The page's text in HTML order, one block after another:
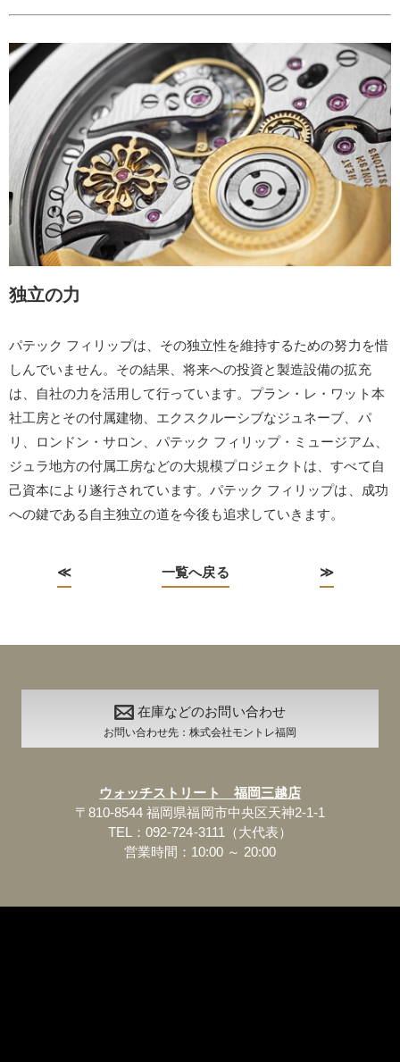
独立の力
パテック フィリップは、その独立性を維持するための努力を惜
しんでいません。その結果、将来への投資と製造設備の拡充
は、自社の力を活用して行っています。プラン・レ・ワット本
社工房とその付属建物、エクスクルーシブなジュネーブ、パ
リ、ロンドン・サロン、パテック フィリップ・ミュージアム、
ジュラ地方の付属工房などの大規模プロジェクトは、すべて自
己資本により遂行されています。パテック フィリップは、成功
への鍵である自主独立の道を今後も追求していきます。
≪ 一覧へ戻る ≫
在庫などのお問い合わせ
お問い合わせ先：株式会社モントレ福岡
ウォッチストリート 福岡三越店
〒810-8544 福岡県福岡市中央区天神2-1-1
TEL：092-724-3111（大代表）
営業時間：10:00 ～ 20:00